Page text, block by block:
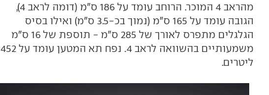
מהראב 4 המוכר. הרוחב עומד על 186 ס"מ (דומה לראב 4),
הגובה עומד על 165 ס"מ (נמוך בכ-3.5 ס"מ) ואילו בסיס
הגלגלים מתפרס לאורך של 285 ס"מ - תוספת של 16 ס"מ
משמעותיים בהשוואה לראב 4. נפח תא המטען עומד על 452
ליטרים.